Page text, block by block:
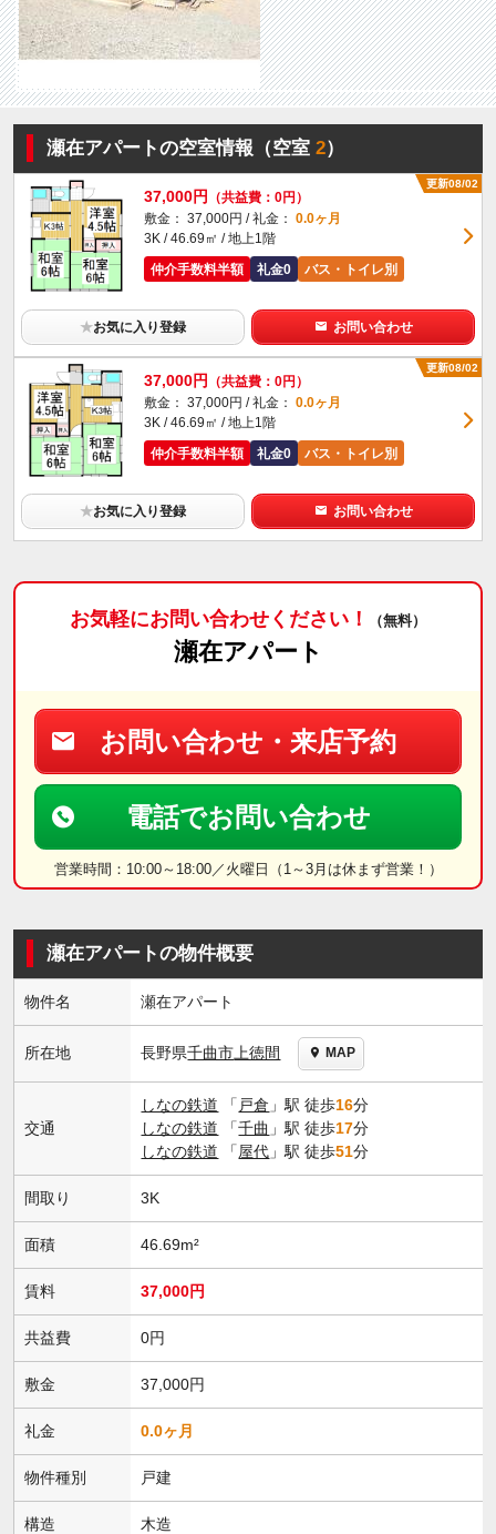
瀬在アパートの空室情報（空室2）
更新08/02
37,000円
（共益費：0円）
敷金： 37,000円 / 礼金： 0.0ヶ月
3K / 46.69㎡ / 地上1階
仲介手数料半額
礼金0 バス・トイレ別
★お気に入り登録 お問い合わせ
更新08/02
37,000円
（共益費：0円）
敷金： 37,000円 / 礼金： 0.0ヶ月
3K / 46.69㎡ / 地上1階
仲介手数料半額
礼金0 バス・トイレ別
★お気に入り登録 お問い合わせ
お気軽にお問い合わせください！ （無料）
瀬在アパート
お問い合わせ・来店予約
電話でお問い合わせ
営業時間：10:00～18:00／火曜日（1～3月は休まず営業！）
瀬在アパートの物件概要
物件名 瀬在アパート
所在地 長野県千曲市 上徳間 MAP
交通
しなの鉄道 「 戸倉 」駅 徒歩16分
しなの鉄道 「千曲 」駅 徒歩17分
しなの鉄道 「屋代 」駅 徒歩51分
間取り 3K
面積 46.69m²
賃料 37,000円
共益費 0円
敷金 37,000円
礼金 0.0ヶ月
物件種別 戸建
構造 木造